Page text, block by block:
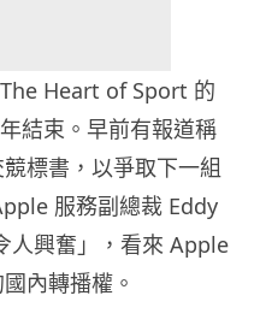
Heart of Sport 的
結束。早前有報道稱
標書，以爭取下一組
服務副總裁 Eddy
人興奮」，看來 Apple
內轉播權。